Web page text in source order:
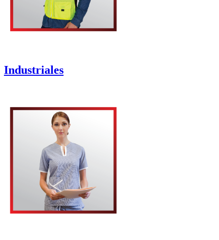
Industriales